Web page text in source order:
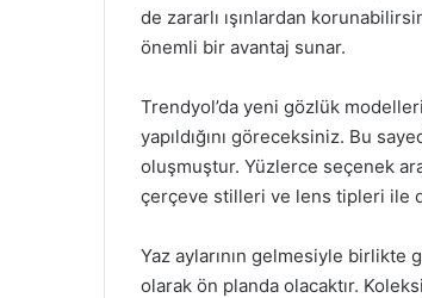
de zararlı ışınlardan
önemli bir avantaj sunar.
Trendyol’da yeni gözlük
yapıldığını göreceksiniz. Bu
oluşmuştur. Yüzlerce seçenek
çerçeve stilleri ve lens tipleri ile
Yaz aylarının gelmesiyle birlikte
olarak ön planda olacaktır.